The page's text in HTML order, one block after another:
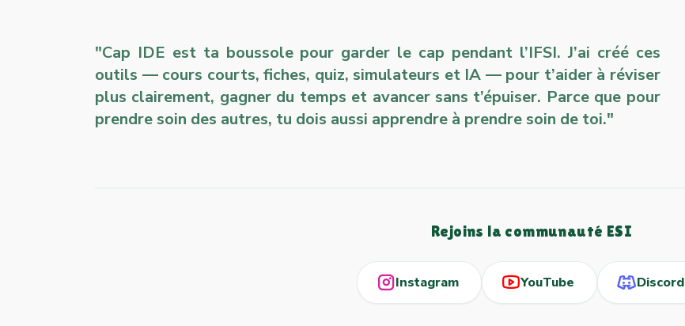
"Cap IDE est ta boussole pour garder le cap pendant l’IFSI. J’ai créé ces
outils — cours courts, fiches, quiz, simulateurs et IA — pour t’aider à réviser
plus clairement, gagner du temps et avancer sans t’épuiser. Parce que pour
prendre soin des autres, tu dois aussi apprendre à prendre soin de toi."
Rejoins la communauté ESI
Instagram YouTube Discord